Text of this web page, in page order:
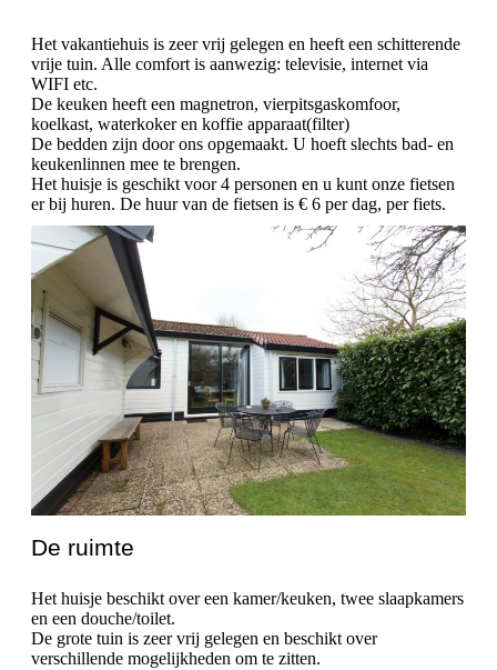
Het vakantiehuis is zeer vrij gelegen en heeft een schitterende
vrije tuin. Alle comfort is aanwezig: televisie, internet via
WIFI etc.
De keuken heeft een magnetron, vierpitsgaskomfoor,
koelkast, waterkoker en koffie apparaat(filter)
De bedden zijn door ons opgemaakt. U hoeft slechts bad- en
keukenlinnen mee te brengen.
Het huisje is geschikt voor 4 personen en u kunt onze fietsen
er bij huren. De huur van de fietsen is € 6 per dag, per fiets.
De ruimte
Het huisje beschikt over een kamer/keuken, twee slaapkamers
en een douche/toilet.
De grote tuin is zeer vrij gelegen en beschikt over
verschillende mogelijkheden om te zitten.